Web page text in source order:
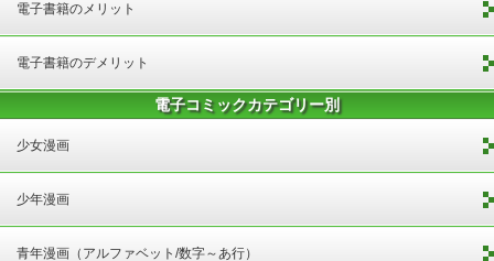
電子書籍のメリット
電子書籍のデメリット
電子コミックカテゴリー別
少女漫画
少年漫画
青年漫画（アルファベット/数字～あ行）